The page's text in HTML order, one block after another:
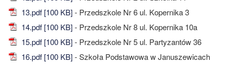
13.pdf [100 KB]- Przedszkole Nr 6 ul. Kopernika 3
14.pdf [100 KB]- Przedszkole Nr 8 ul. Kopernika 10a
15.pdf [100 KB]- Przedszkole Nr 5 ul. Partyzantów 36
16.pdf [100 KB]- Szkoła Podstawowa w Januszewicach